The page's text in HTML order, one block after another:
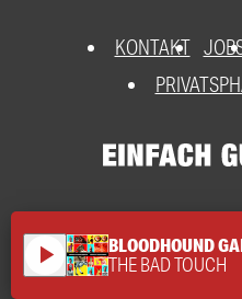
KONTAKT
play_arrow BLOODHOUND
THE BAD TOUCH